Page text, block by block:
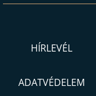
HÍRLEVÉL
ADATVÉDELEM